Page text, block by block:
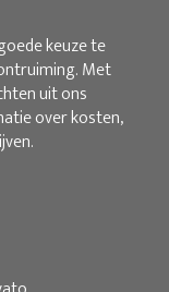
keuze te
Met
uit ons
over kosten,